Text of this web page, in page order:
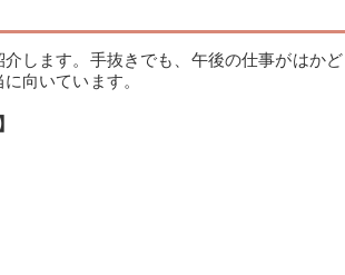
します。手抜きでも、午後の仕事がはかど
向いています。